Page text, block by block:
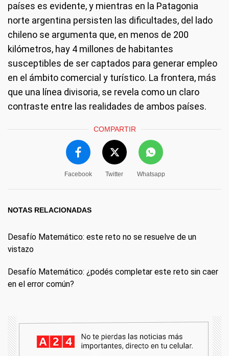
países es evidente, y mientras en la Patagonia
norte argentina persisten las dificultades, del lado
chileno se argumenta que, en menos de 200
kilómetros, hay 4 millones de habitantes
susceptibles de ser captados para generar empleo
en el ámbito comercial y turístico. La frontera, más
que una línea divisoria, se revela como un claro
contraste entre las realidades de ambos países.
COMPARTIR
Facebook Twitter Whatsapp
NOTAS RELACIONADAS
Desafío Matemático: este reto no se resuelve de un
vistazo
Desafío Matemático: ¿podés completar este reto sin caer
en el error común?